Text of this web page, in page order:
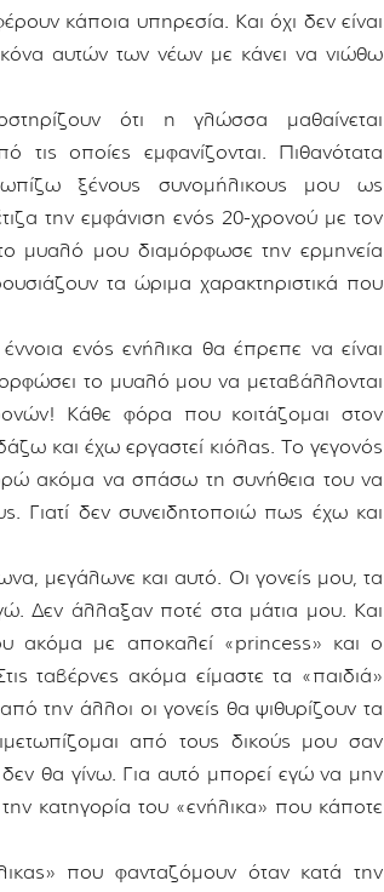
κάποια υπηρεσία. Και όχι δεν είναι
αυτών των νέων με κάνει να νιώθω
ότι η γλώσσα μαθαίνεται
τις οποίες εμφανίζονται. Πιθανότατα
ξένους συνομήλικους μου ως
την εμφάνιση ενός 20-χρονού με τον
μυαλό μου διαμόρφωσε την ερμηνεία
τα ώριμα χαρακτηριστικά που
ενός ενήλικα θα έπρεπε να είναι
το μυαλό μου να μεταβάλλονται
Κάθε φόρα που κοιτάζομαι στον
και έχω εργαστεί κιόλας. Το γεγονός
ακόμα να σπάσω τη συνήθεια του να
Γιατί δεν συνειδητοποιώ πως έχω και
μεγάλωνε και αυτό. Οι γονείς μου, τα
Δεν άλλαξαν ποτέ στα μάτια μου. Και
ακόμα με αποκαλεί «princess» και ο
ταβέρνες ακόμα είμαστε τα «παιδιά»
την άλλοι οι γονείς θα ψιθυρίζουν τα
από τους δικούς μου σαν
δεν θα γίνω. Για αυτό μπορεί εγώ να μην
κατηγορία του «ενήλικα» που κάποτε
που φανταζόμουν όταν κατά την